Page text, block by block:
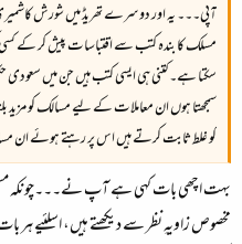
آپی۔۔۔ یہ اور دوسرے تھریڈ میں شورش
مسلک کا بندہ کتب سے اقتباسات پیش کر کے
سکتا ہے۔ کتنی ہی ایسی کتب ہیں جن میں سعودی
سمجھتا ہوں ان معاملات کے لیے مسالک کو
کو غلط ثابت کرتے ہیں اس پر رہتے ہوئے ان
بہت اچھی بات کہی ہے آپ نے۔۔۔چونکہ
مخصوص زاویہِ نظر سے دیکھتے ہیں، اسلئیے ہر